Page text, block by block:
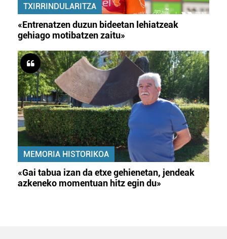
TXIRRINDULARITZA
«Entrenatzen duzun bideetan lehiatzeak
gehiago motibatzen zaitu»
MEMORIA HISTORIKOA
«Gai tabua izan da etxe gehienetan, jendeak
azkeneko momentuan hitz egin du»